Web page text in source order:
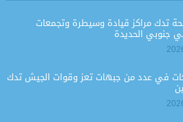
تدك مراكز قيادة وسيطرة وتجمعات
جنوبي الحديدة
في عدد من جبهات تعز وقوات الجيش تدك